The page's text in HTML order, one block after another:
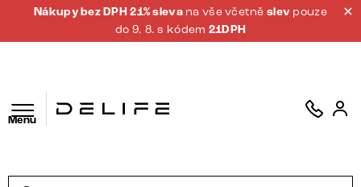
Nákupy bez DPH 21% sleva na vše včetněslev pouze
do 9. 8. s kódem 21DPH
Menu